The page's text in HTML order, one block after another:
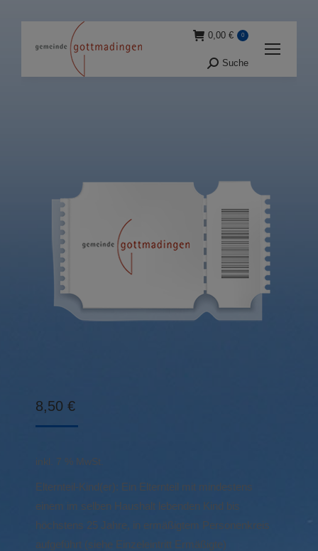
0,00 € 0
Suche:
Suche
8,50 €
inkl. 7 % MwSt.
Elternteil-Kind(er): Ein Elternteil mit mindestens
einem im selben Haushalt lebenden Kind bis
höchstens 25 Jahre, in ermäßigtem Personenkreis
aufgeführt (siehe Einzeleintritt Ermäßigte)